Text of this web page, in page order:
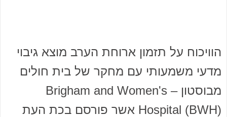
הוויכוח על תזמון ארוחת הערב מוצא גיבוי
מדעי משמעותי עם מחקר של בית חולים
מבוסטון – Brigham and Women's
Hospital (BWH) אשר פורסם בכת העת